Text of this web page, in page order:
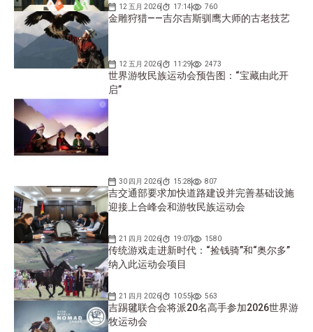
12 五月 2026 17:14 760
金雕狩猎——吉尔吉斯驯鹰大师的古老技艺
12 五月 2026 11:29 2473
世界游牧民族运动会预告图：“宝藏由此开
启”
30 四月 2026 15:28 807
吉交通部要求加快道路建设并完善基础设施
迎接上合峰会和游牧民族运动会
21 四月 2026 19:07 1580
传统游戏走进新时代：“捡钱骑”和“奥尔多”
纳入此运动会项目
21 四月 2026 10:55 563
吉踢毽联合会将派20名高手参加2026世界游
牧运动会